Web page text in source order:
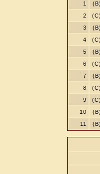
1
(B)
2
(C)
3
(B)
4
(C)
5
(B)
6
(C)
7
(B)
8
(C)
9
(C)
10
(B)
11
(B)